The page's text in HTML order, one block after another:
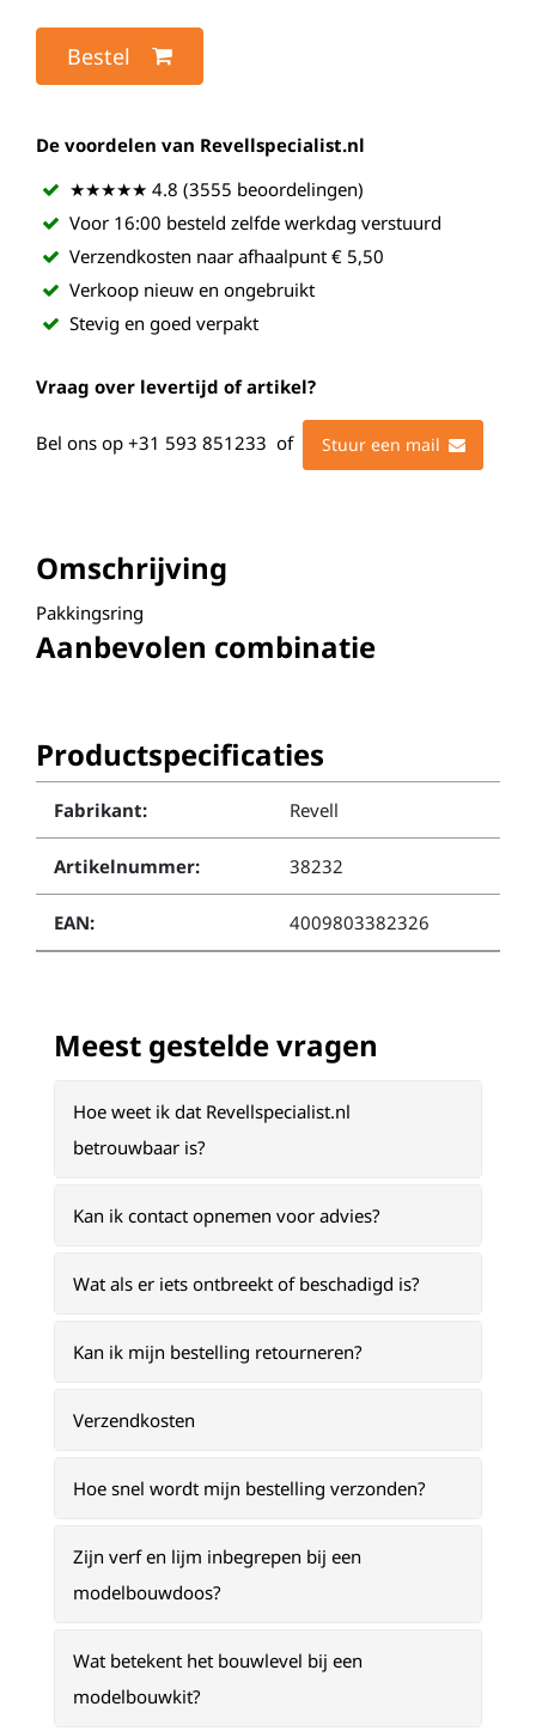
Bestel
De voordelen van Revellspecialist.nl
★★★★★ 4.8 (3555 beoordelingen)
Voor 16:00 besteld zelfde werkdag verstuurd
Verzendkosten naar afhaalpunt € 5,50
Verkoop nieuw en ongebruikt
Stevig en goed verpakt
Vraag over levertijd of artikel?
Bel ons op +31 593 851233 of Stuur een mail
Omschrijving
Pakkingsring
Aanbevolen combinatie
Productspecificaties
Fabrikant: Revell
Artikelnummer: 38232
EAN: 4009803382326
Meest gestelde vragen
Hoe weet ik dat Revellspecialist.nl
betrouwbaar is?
Kan ik contact opnemen voor advies?
Wat als er iets ontbreekt of beschadigd is?
Kan ik mijn bestelling retourneren?
Verzendkosten
Hoe snel wordt mijn bestelling verzonden?
Zijn verf en lijm inbegrepen bij een
modelbouwdoos?
Wat betekent het bouwlevel bij een
modelbouwkit?